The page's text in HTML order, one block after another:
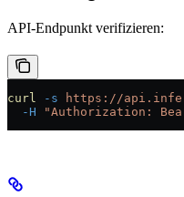
API-Endpunkt verifizieren:
curl -s https://
  -H
"Authorization: